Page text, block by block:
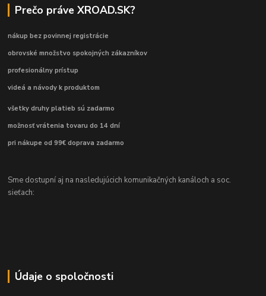
Prečo práve XROAD.SK?
nákup bez povinnej registrácie
obrovské množstvo spokojných zákazníkov
profesionálny prístup
videá a návody k produktom
všetky druhy platieb sú zadarmo
možnosť vrátenia tovaru do 14 dní
pri nákupe od 99€ doprava zadarmo
Sme dostupní aj na nasledujúcich komunikačných kanáloch a soc.
sieťach:
Údaje o spoločnosti